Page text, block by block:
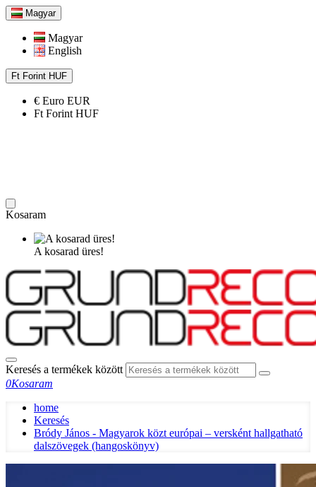
Magyar
Magyar
English
Ft Forint HUF
€ Euro EUR
Ft Forint HUF
Kosaram
A kosarad üres!
Keresés a termékek között
0Kosaram
home
Keresés
Bródy János - Magyarok közt európai – versként hallgatható
dalszövegek (hangoskönyv)